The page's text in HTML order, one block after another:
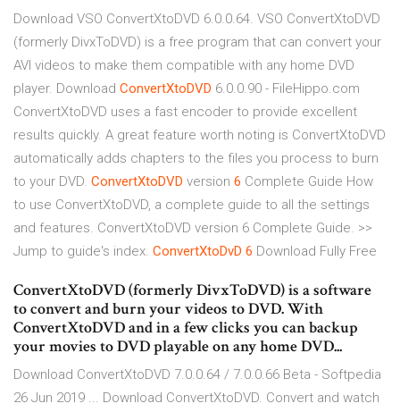
Download VSO ConvertXtoDVD 6.0.0.64. VSO ConvertXtoDVD
(formerly DivxToDVD) is a free program that can convert your
AVI videos to make them compatible with any home DVD
player. Download ConvertXtoDVD 6.0.0.90 - FileHippo.com
ConvertXtoDVD uses a fast encoder to provide excellent
results quickly. A great feature worth noting is ConvertXtoDVD
automatically adds chapters to the files you process to burn
to your DVD. ConvertXtoDVD version 6 Complete Guide How
to use ConvertXtoDVD, a complete guide to all the settings
and features. ConvertXtoDVD version 6 Complete Guide. >>
Jump to guide's index. ConvertXtoDvD 6 Download Fully Free
ConvertXtoDVD (formerly DivxToDVD) is a software
to convert and burn your videos to DVD. With
ConvertXtoDVD and in a few clicks you can backup
your movies to DVD playable on any home DVD...
Download ConvertXtoDVD 7.0.0.64 / 7.0.0.66 Beta - Softpedia
26 Jun 2019 ... Download ConvertXtoDVD. Convert and watch